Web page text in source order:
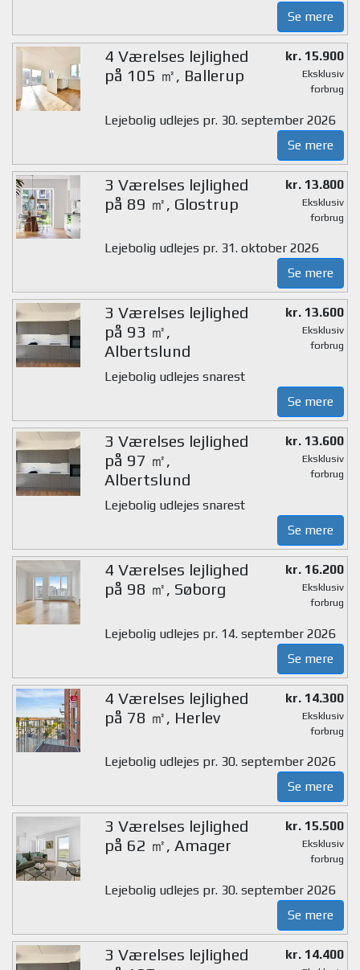
Se mere
4 Værelses lejlighed
på 105 ㎡, Ballerup
kr. 15.900
Eksklusiv
forbrug
Lejebolig udlejes pr. 30. september 2026
Se mere
3 Værelses lejlighed
på 89 ㎡, Glostrup
kr. 13.800
Eksklusiv
forbrug
Lejebolig udlejes pr. 31. oktober 2026
Se mere
3 Værelses lejlighed
på 93 ㎡,
Albertslund
kr. 13.600
Eksklusiv
forbrug
Lejebolig udlejes snarest
Se mere
3 Værelses lejlighed
på 97 ㎡,
Albertslund
kr. 13.600
Eksklusiv
forbrug
Lejebolig udlejes snarest
Se mere
4 Værelses lejlighed
på 98 ㎡, Søborg
kr. 16.200
Eksklusiv
forbrug
Lejebolig udlejes pr. 14. september 2026
Se mere
4 Værelses lejlighed
på 78 ㎡, Herlev
kr. 14.300
Eksklusiv
forbrug
Lejebolig udlejes pr. 30. september 2026
Se mere
3 Værelses lejlighed
på 62 ㎡, Amager
kr. 15.500
Eksklusiv
forbrug
Lejebolig udlejes pr. 30. september 2026
Se mere
3 Værelses lejlighed
kr. 14.400